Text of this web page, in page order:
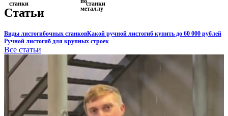
Статьи
Виды листогибочных станковКакой ручной листогиб купить до 60 000 рублей
Ручной листогиб для крупных строек
Все статьи